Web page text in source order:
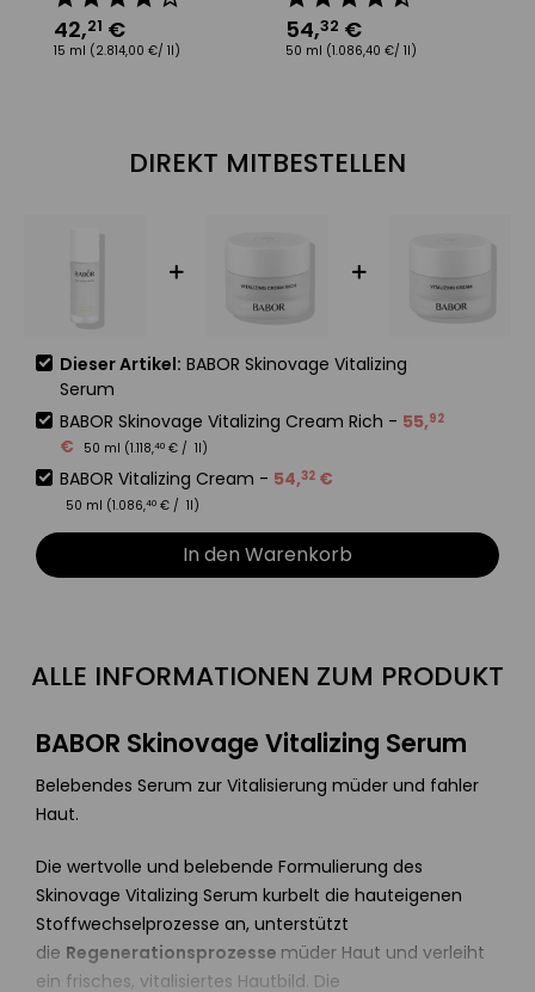
42,21 €
15 ml (2.814,00 €/ 1l)
54,32 €
50 ml (1.086,40 €/ 1l)
DIREKT MITBESTELLEN
Dieser Artikel: BABOR Skinovage Vitalizing
Serum
BABOR Skinovage Vitalizing Cream Rich - 55,92
€ 50 ml (1.118,40 € / 1l)
BABOR Vitalizing Cream - 54,32 €
50 ml (1.086,40 € / 1l)
In den Warenkorb
ALLE INFORMATIONEN ZUM PRODUKT
BABOR Skinovage Vitalizing Serum
Belebendes Serum zur Vitalisierung müder und fahler
Haut.
Die wertvolle und belebende Formulierung des
Skinovage Vitalizing Serum kurbelt die hauteigenen
Stoffwechselprozesse an, unterstützt
die Regenerationsprozesse müder Haut und verleiht
ein frisches, vitalisiertes Hautbild. Die